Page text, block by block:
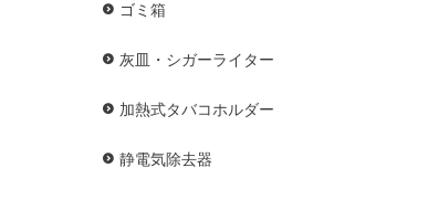
ゴミ箱
灰皿・シガーライター
加熱式タバコホルダー
静電気除去器